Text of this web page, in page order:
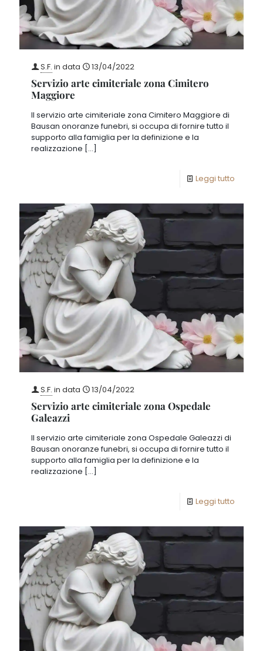
S.F. in data 13/04/2022
Servizio arte cimiteriale zona Cimitero
Maggiore
Il servizio arte cimiteriale zona Cimitero Maggiore di
Bausan onoranze funebri, si occupa di fornire tutto il
supporto alla famiglia per la definizione e la
realizzazione […]
Leggi tutto
S.F. in data 13/04/2022
Servizio arte cimiteriale zona Ospedale
Galeazzi
Il servizio arte cimiteriale zona Ospedale Galeazzi di
Bausan onoranze funebri, si occupa di fornire tutto il
supporto alla famiglia per la definizione e la
realizzazione […]
Leggi tutto